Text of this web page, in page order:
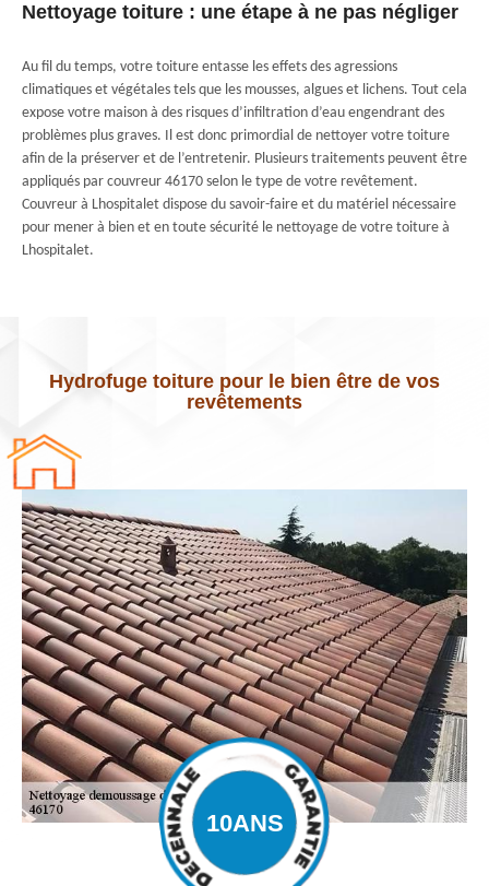
Nettoyage toiture : une étape à ne pas négliger
Au fil du temps, votre toiture entasse les effets des agressions
climatiques et végétales tels que les mousses, algues et lichens. Tout cela
expose votre maison à des risques d’infiltration d’eau engendrant des
problèmes plus graves. Il est donc primordial de nettoyer votre toiture
afin de la préserver et de l’entretenir. Plusieurs traitements peuvent être
appliqués par couvreur 46170 selon le type de votre revêtement.
Couvreur à Lhospitalet dispose du savoir-faire et du matériel nécessaire
pour mener à bien et en toute sécurité le nettoyage de votre toiture à
Lhospitalet.
Hydrofuge toiture pour le bien être de vos
revêtements